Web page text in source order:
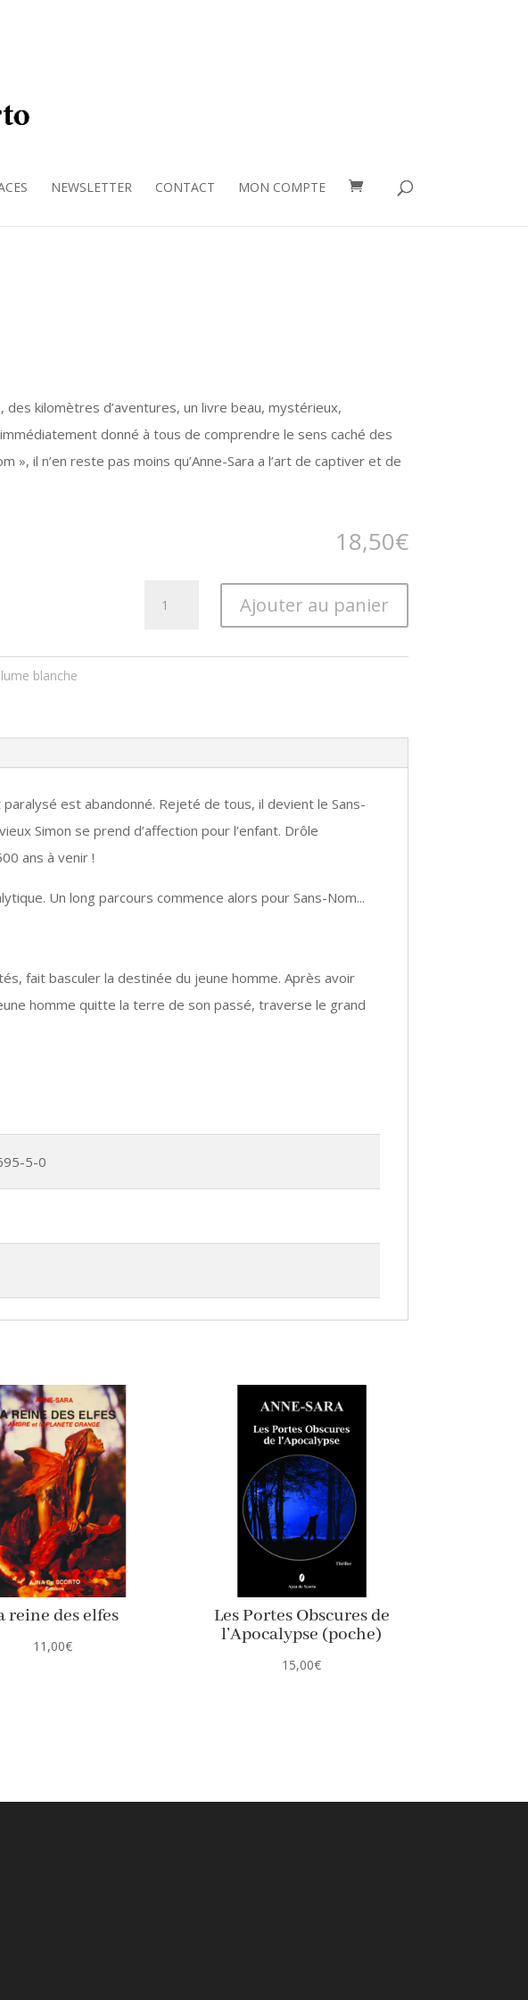
NEWSLETTER CONTACT MON COMPTE
des kilomètres d’aventures, un livre beau, mystérieux,
immédiatement donné à tous de comprendre le sens caché des
», il n’en reste pas moins qu’Anne-Sara a l’art de captiver et de
18,50€
Ajouter au panier
blanche
est abandonné. Rejeté de tous, il devient le Sans-
Simon se prend d’affection pour l’enfant. Drôle
ans à venir !
Un long parcours commence alors pour Sans-Nom...
fait basculer la destinée du jeune homme. Après avoir
homme quitte la terre de son passé, traverse le grand
5-0
reine des elfes
11,00€
Les Portes Obscures de
l’Apocalypse (poche)
15,00€